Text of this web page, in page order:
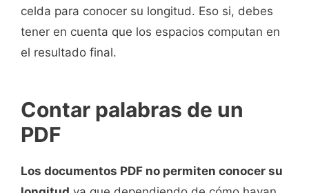
celda para conocer su longitud. Eso si, debes
tener en cuenta que los espacios computan en
el resultado final.
Contar palabras de un
PDF
Los documentos PDF no permiten conocer su